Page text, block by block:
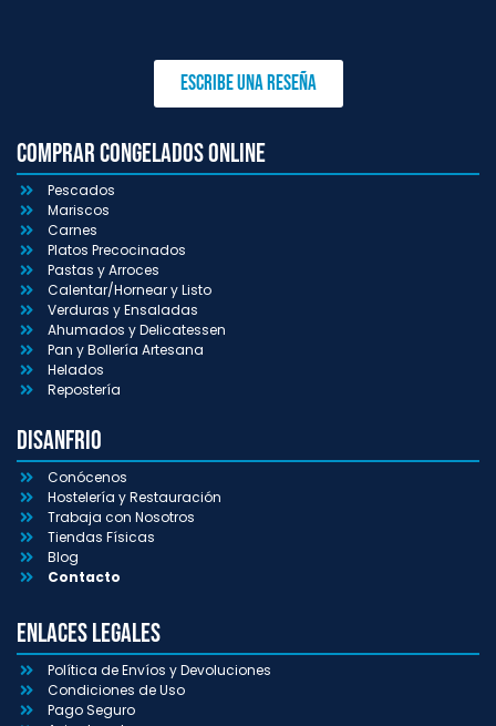
Escribe una reseña
Comprar congelados online
Pescados
Mariscos
Carnes
Platos Precocinados
Pastas y Arroces
Calentar/Hornear y Listo
Verduras y Ensaladas
Ahumados y Delicatessen
Pan y Bollería Artesana
Helados
Repostería
Disanfrio
Conócenos
Hostelería y Restauración
Trabaja con Nosotros
Tiendas Físicas
Blog
Contacto
Enlaces Legales
Política de Envíos y Devoluciones
Condiciones de Uso
Pago Seguro